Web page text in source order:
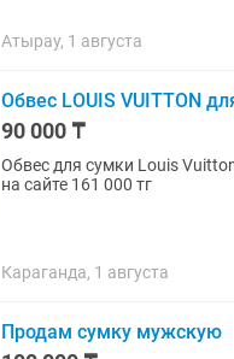
Атырау, 1 августа
Обвес LOUIS VUITTON
90 000 ₸
Обвес для сумки Louis Vuitton LV
на сайте 161 000 тг
Караганда, 1 августа
Продам сумку мужскую